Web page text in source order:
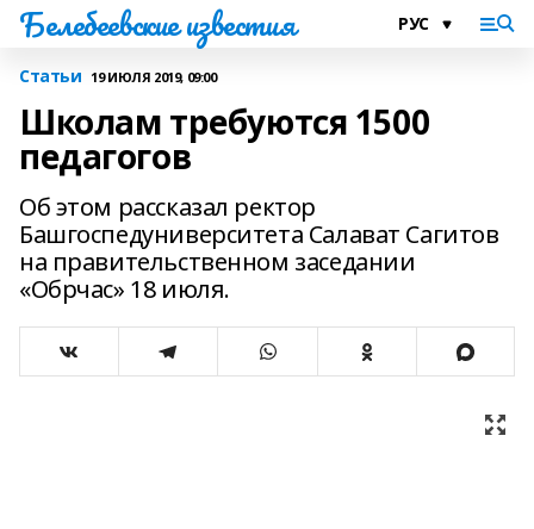
Белебеевские известия
Статьи 19 ИЮЛЯ 2019, 09:00
Школам требуются 1500
педагогов
Об этом рассказал ректор
Башгоспедуниверситета Салават Сагитов
на правительственном заседании
«Обрчас» 18 июля.